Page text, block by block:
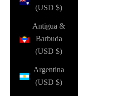
(USD $)
Antigua &
Barbuda
(USD $)
Argentina
(USD $)